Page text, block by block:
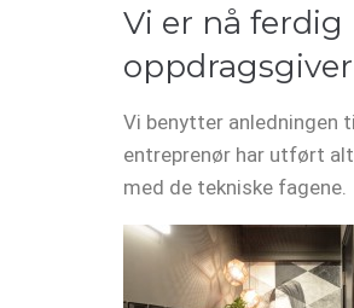
Vi er nå
Vi benytter anledningen
entreprenør har utført
med de tekniske fagene.